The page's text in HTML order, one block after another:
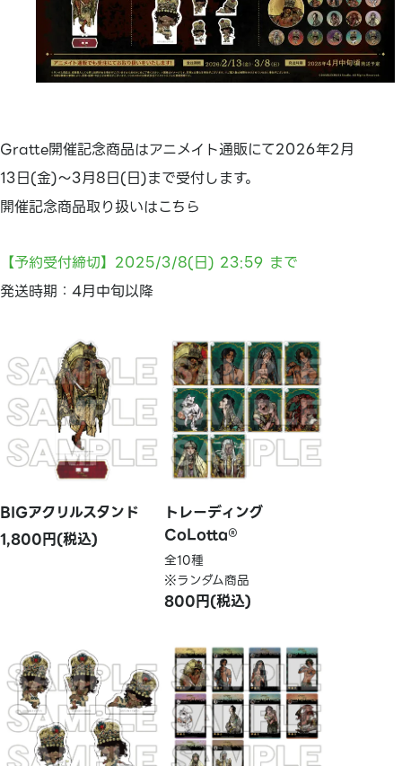
Gratte開催記念商品はアニメイト通販にて2026年2月
13日(金)～3月8日(日)まで受付します。
開催記念商品取り扱いはこちら
【予約受付締切】2025/3/8(日) 23:59 まで
発送時期：4月中旬以降
BIGアクリルスタンド
1,800円(税込)
トレーディング
CoLotta®
全10種
※ランダム商品
800円(税込)